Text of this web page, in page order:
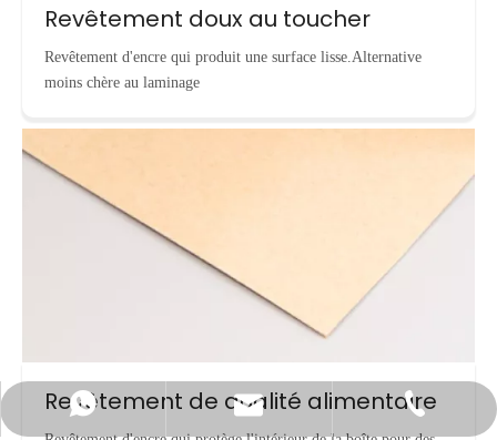
Revêtement doux au toucher
Revêtement d'encre qui produit une surface lisse.Alternative
moins chère au laminage
Revêtement de qualité alimentaire
Contacter par WhatsApp
info@cnecopackaging.com
+86-15221732206